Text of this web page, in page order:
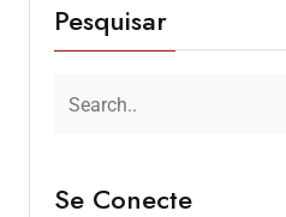
Pesquisar
Se Conecte